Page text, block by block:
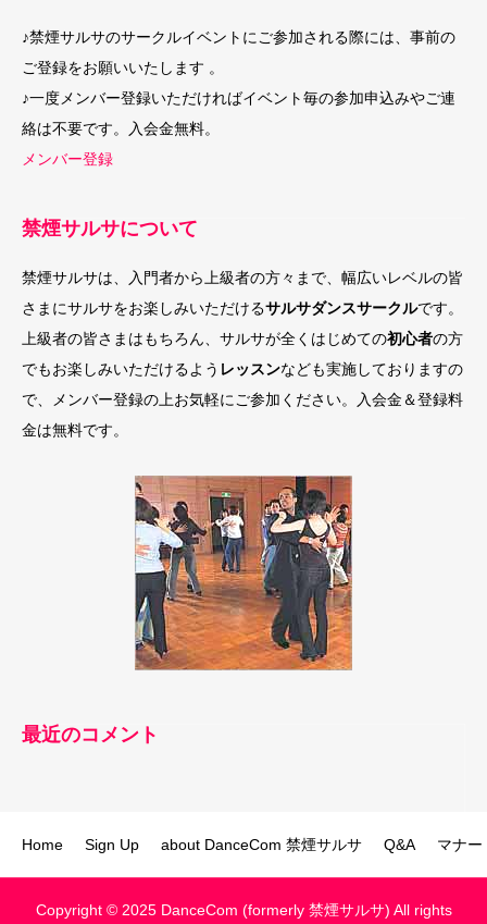
♪禁煙サルサのサークルイベントにご参加される際には、事前の
ご登録をお願いいたします 。
♪一度メンバー登録いただければイベント毎の参加申込みやご連
絡は不要です。入会金無料。
メンバー登録
禁煙サルサについて
禁煙サルサは、入門者から上級者の方々まで、幅広いレベルの皆
さまにサルサをお楽しみいただけるサルサダンスサークルです。
上級者の皆さまはもちろん、サルサが全くはじめての初心者の方
でもお楽しみいただけるよう レッスンなども実施しておりますの
で、メンバー登録の上お気軽にご参加ください。入会金＆登録料
金は無料です。
最近のコメント
Home Sign Up about DanceCom 禁煙サルサ Q&A マナー
Copyright © 2025 DanceCom (formerly 禁煙サルサ) All rights